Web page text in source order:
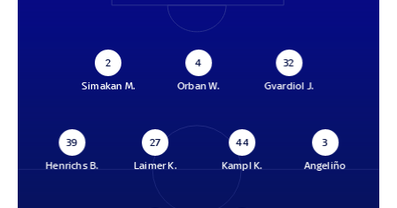
2
Simakan M.
4
Orban W.
32
Gvardiol J.
39
Henrichs B.
27
Laimer K.
44
Kampl K.
3
Angeliño